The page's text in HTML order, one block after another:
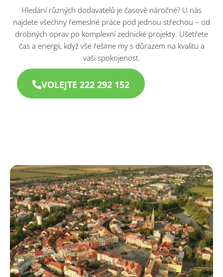
Hledání různých dodavatelů je časově náročné? U nás
najdete všechny řemeslné práce pod jednou střechou – od
drobných oprav po komplexní zednické projekty. Ušetřete
čas a energii, když vše řešíme my s důrazem na kvalitu a
vaši spokojenost.
VOLEJTE 222 292 152